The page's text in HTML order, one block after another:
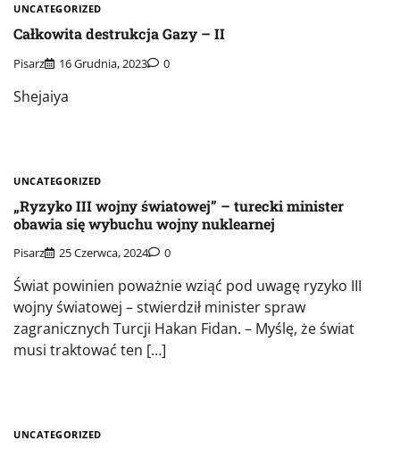
UNCATEGORIZED
Całkowita destrukcja Gazy – II
Pisarz 16 Grudnia, 2023 0
Shejaiya
UNCATEGORIZED
„Ryzyko III wojny światowej” – turecki minister
obawia się wybuchu wojny nuklearnej
Pisarz 25 Czerwca, 2024 0
Świat powinien poważnie wziąć pod uwagę ryzyko III
wojny światowej – stwierdził minister spraw
zagranicznych Turcji Hakan Fidan. – Myślę, że świat
musi traktować ten […]
UNCATEGORIZED